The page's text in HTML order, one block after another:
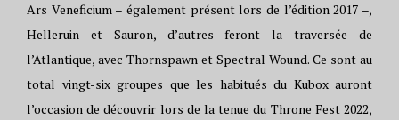
Ars Veneficium – également présent lors de l’édition 2017 –,
Helleruin et Sauron, d’autres feront la traversée de
l’Atlantique, avec Thornspawn et Spectral Wound. Ce sont au
total vingt-six groupes que les habitués du Kubox auront
l’occasion de découvrir lors de la tenue du Throne Fest 2022,